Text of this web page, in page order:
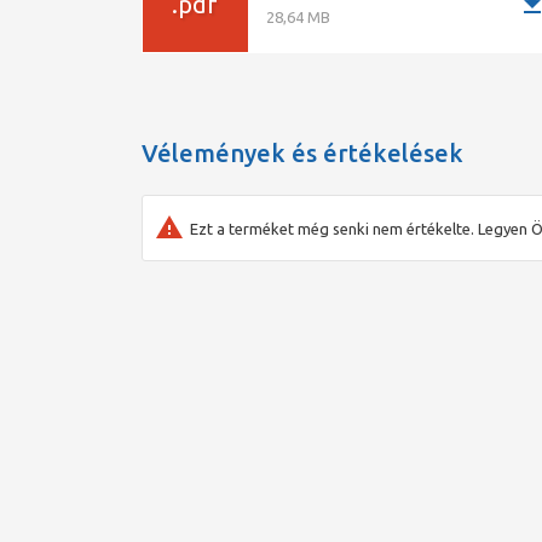
Tokmányméret:13 mm
28,64 MB
Vélemények és értékelések
Ezt a terméket még senki nem értékelte. Legyen